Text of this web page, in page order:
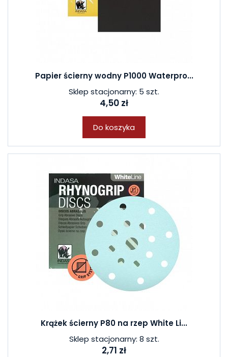
Papier ścierny wodny P1000 Waterpro...
Sklep stacjonarny: 5 szt.
4,50 zł
Do koszyka
Krążek ścierny P80 na rzep White Li...
Sklep stacjonarny: 8 szt.
2,71 zł